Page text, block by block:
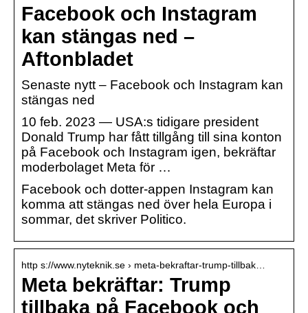
Facebook och Instagram
kan stängas ned –
Aftonbladet
Senaste nytt – Facebook och Instagram kan
stängas ned
10 feb. 2023 — USA:s tidigare president
Donald Trump har fått tillgång till sina konton
på Facebook och Instagram igen, bekräftar
moderbolaget Meta för …
Facebook och dotter-appen Instagram kan
komma att stängas ned över hela Europa i
sommar, det skriver Politico.
http s://www.nyteknik.se › meta-bekraftar-trump-tillbak…
Meta bekräftar: Trump
tillbaka på Facebook och